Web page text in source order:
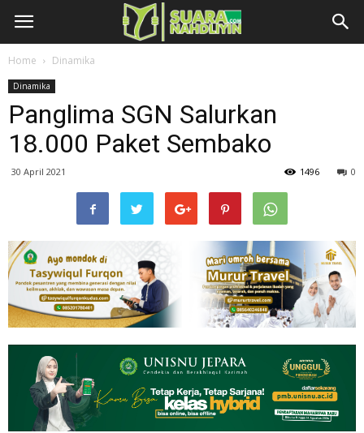
Home Dinamika
Dinamika
Panglima SGN Salurkan
18.000 Paket Sembako
30 April 2021 0
1496